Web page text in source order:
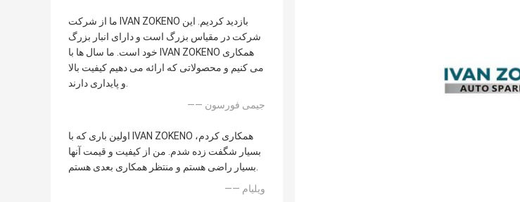
ما از شرکت IVAN ZOKENO بازدید کردیم. این
شرکت در مقیاس بزرگ است و دارای انبار بزرگ
خود است. ما سال ها با IVAN ZOKENO همکاری
می کنیم و محصولاتی که ارائه می دهیم کیفیت بالا
و پایداری دارند.
—— جیمی فورسون
اولین باری که با IVAN ZOKENO همکاری کردم،
بسیار شگفت زده شدم. من از کیفیت و قیمت آنها
بسیار راضی هستم و منتظر همکاری بعدی هستم.
—— ویلیام